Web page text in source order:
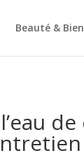
Beauté &